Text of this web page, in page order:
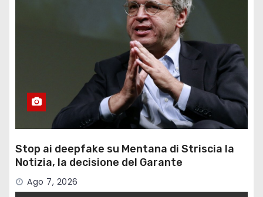
Stop ai deepfake su Mentana di Striscia la
Notizia, la decisione del Garante
Ago 7, 2026